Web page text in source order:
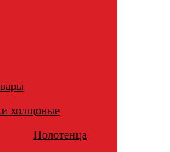
холщовые
Полотенца